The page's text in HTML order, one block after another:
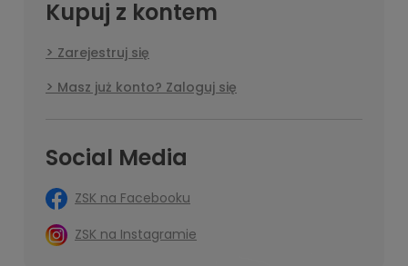
Kupuj z kontem
Zarejestruj się
Masz już konto? Zaloguj się
Social Media
ZSK na Facebooku
ZSK na Instagramie